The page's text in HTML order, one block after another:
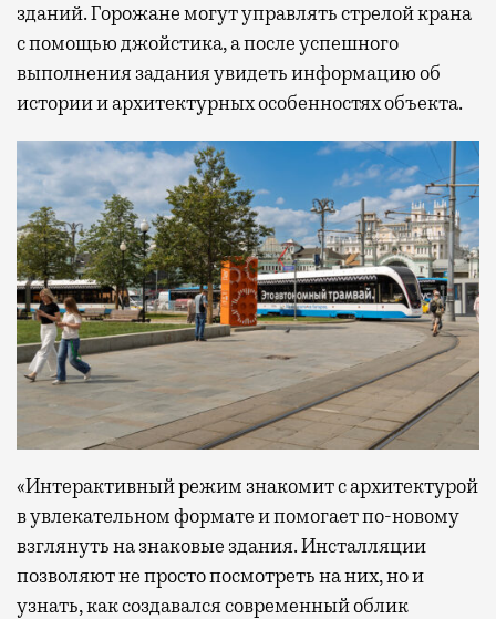
зданий. Горожане могут управлять стрелой крана
с помощью джойстика, а после успешного
выполнения задания увидеть информацию об
истории и архитектурных особенностях объекта.
«Интерактивный режим знакомит с архитектурой
в увлекательном формате и помогает по-новому
взглянуть на знаковые здания. Инсталляции
позволяют не просто посмотреть на них, но и
узнать, как создавался современный облик